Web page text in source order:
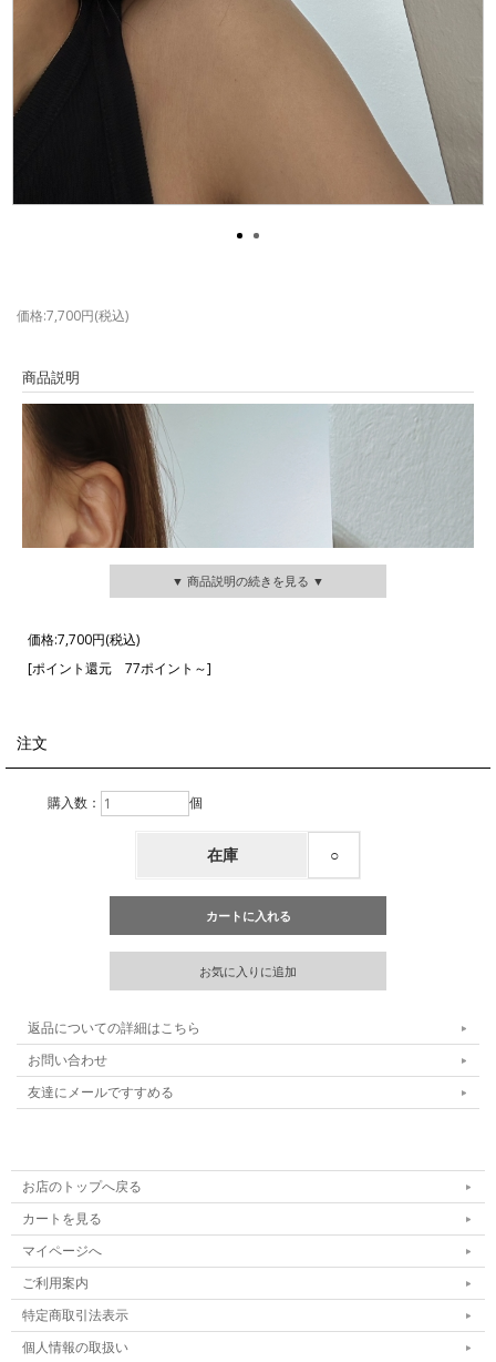
価格:7,700円(税込)
商品説明
▼ 商品説明の続きを見る ▼
価格:7,700円(税込)
[ポイント還元 77ポイント～]
注文
購入数： 個
在庫 ○
返品についての詳細はこちら
お問い合わせ
友達にメールですすめる
お店のトップへ戻る
カートを見る
マイページへ
ご利用案内
特定商取引法表示
個人情報の取扱い